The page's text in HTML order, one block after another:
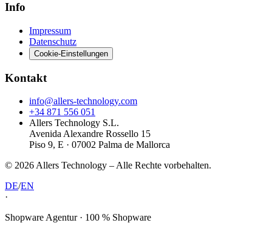
Info
Impressum
Datenschutz
Cookie-Einstellungen
Kontakt
info@allers-technology.com
+34 871 556 051
Allers Technology S.L.
Avenida Alexandre Rossello 15
Piso 9, E · 07002 Palma de Mallorca
© 2026 Allers Technology – Alle Rechte vorbehalten.
DE/EN
·
Shopware Agentur · 100 % Shopware